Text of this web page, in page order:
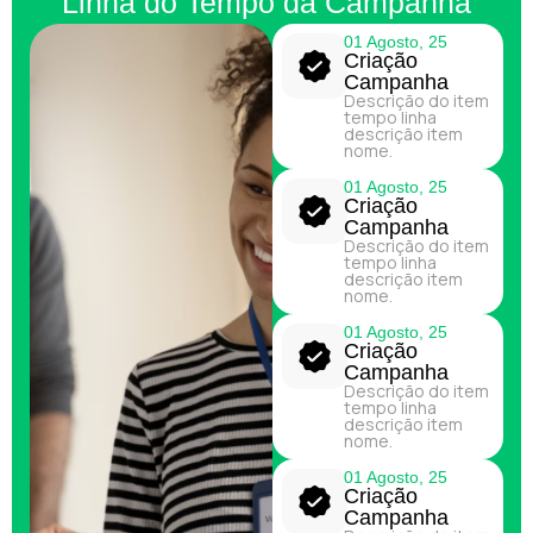
01 Agosto, 25
Criação
Campanha
Descrição do item
tempo linha
descrição item
nome.
01 Agosto, 25
Criação
Campanha
Descrição do item
tempo linha
descrição item
nome.
01 Agosto, 25
Criação
Campanha
Descrição do item
tempo linha
descrição item
nome.
01 Agosto, 25
Criação
Campanha